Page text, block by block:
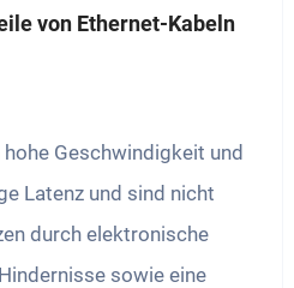
von Ethernet-Kabeln
Geschwindigkeit und
Latenz und sind nicht
durch elektronische
sowie eine